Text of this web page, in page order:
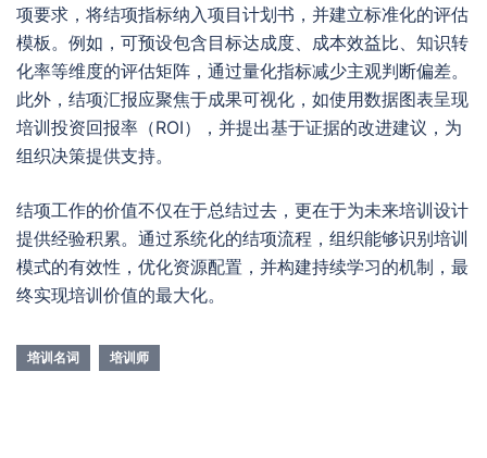
项要求，将结项指标纳入项目计划书，并建立标准化的评估
模板。例如，可预设包含目标达成度、成本效益比、知识转
化率等维度的评估矩阵，通过量化指标减少主观判断偏差。
此外，结项汇报应聚焦于成果可视化，如使用数据图表呈现
培训投资回报率（ROI），并提出基于证据的改进建议，为
组织决策提供支持。
结项工作的价值不仅在于总结过去，更在于为未来培训设计
提供经验积累。通过系统化的结项流程，组织能够识别培训
模式的有效性，优化资源配置，并构建持续学习的机制，最
终实现培训价值的最大化。
培训名词 培训师